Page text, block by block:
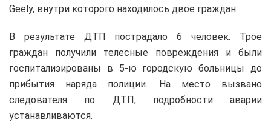
Geely, внутри которого находилось двое граждан.
В результате ДТП пострадало 6 человек. Трое
граждан получили телесные повреждения и были
госпитализированы в 5-ю городскую больницы до
прибытия наряда полиции. На место вызвано
следователя по ДТП, подробности аварии
устанавливаются.